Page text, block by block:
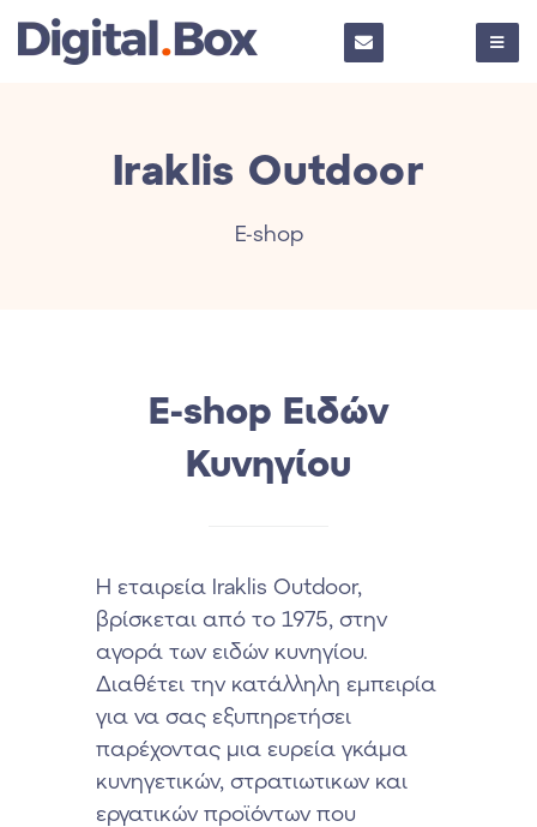
Iraklis Outdoor
E-shop
E-shop Ειδών
Κυνηγίου
H εταιρεία Iraklis Outdoor,
βρίσκεται από το 1975, στην
αγορά των ειδών κυνηγίου.
Διαθέτει την κατάλληλη εμπειρία
για να σας εξυπηρετήσει
παρέχοντας μια ευρεία γκάμα
κυνηγετικών, στρατιωτικων και
εργατικών προϊόντων που